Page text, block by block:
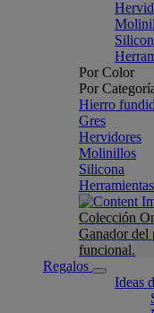
Por Color
Por
Hierro
Gres
Hervidores
Molinillos
Silicona
Colección
Ganador del
funcional.
Regalos
Ideas